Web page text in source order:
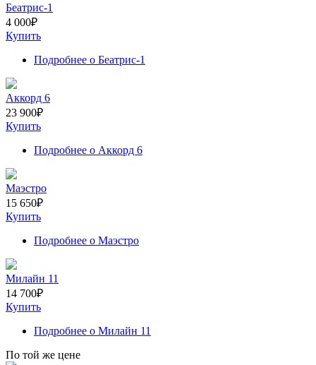
Беатрис-1
4 000₽
Купить
Подробнее о Беатрис-1
Аккорд 6
23 900₽
Купить
Подробнее о Аккорд 6
Маэстро
15 650₽
Купить
Подробнее о Маэстро
Милайн 11
14 700₽
Купить
Подробнее о Милайн 11
По той же цене